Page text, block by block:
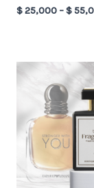
$25,000 –$